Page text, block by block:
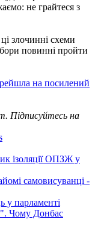
не грайтеся з
злочинні схеми
повинні пройти
на посилений
Підписуйтесь на
ізоляції ОПЗЖ у
самовисуванці -
у парламенті
Чому Донбас